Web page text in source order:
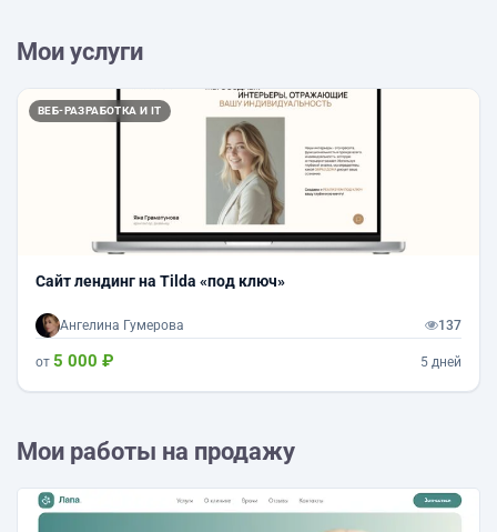
Мои услуги
ВЕБ-РАЗРАБОТКА И IT
Сайт лендинг на Tilda «под ключ»
Ангелина Гумерова 137
от 5 000 ₽ 5 дней
Мои работы на продажу